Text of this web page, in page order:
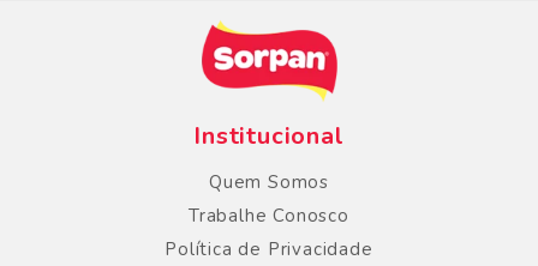
Institucional
Quem Somos
Trabalhe Conosco
Política de Privacidade